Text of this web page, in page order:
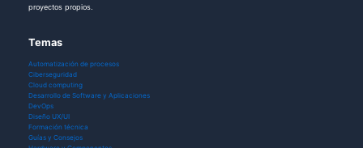
proyectos propios.
Temas
Automatización de procesos
Ciberseguridad
Cloud computing
Desarrollo de Software y Aplicaciones
DevOps
Diseño UX/UI
Formación técnica
Guías y Consejos